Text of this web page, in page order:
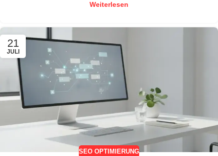
Weiterlesen
21
JULI
SEO OPTIMIERUNG